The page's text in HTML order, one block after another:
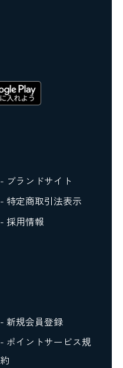
- ブランドサイト
- 特定商取引法表示
- 採用情報
- 新規会員登録
- ポイントサービス規
約